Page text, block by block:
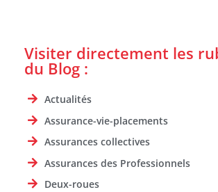
Visiter directement les
du Blog :
Actualités
Assurance-vie-placements
Assurances collectives
Assurances des Professionnels
Deux-roues